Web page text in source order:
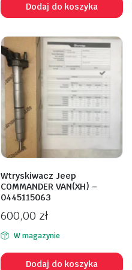
Dodaj do koszyka
Wtryskiwacz Jeep
COMMANDER VAN(XH) –
0445115063
600,00 zł
W magazynie
Dodaj do koszyka